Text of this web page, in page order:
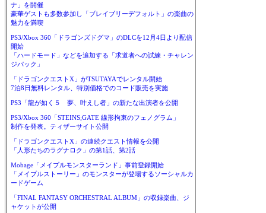
ナ」を開催
豪華ゲストも多数参加し「ブレイブリーデフォルト」の楽曲の
魅力を満喫
PS3/Xbox 360「ドラゴンズドグマ」のDLCを12月4日より配信
開始
「ハードモード」などを追加する「求道者への試練・チャレン
ジパック」
「ドラゴンクエストX」がTSUTAYAでレンタル開始
7泊8日無料レンタル、特別価格でのコード販売を実施
PS3「龍が如く５ 夢、叶えし者」の新たな出演者を公開
PS3/Xbox 360「STEINS;GATE 線形拘束のフェノグラム」
制作を発表。ティザーサイト公開
「ドラゴンクエストX」の連続クエスト情報を公開
「人形たちのラグナロク」の第1話、第2話
Mobage「メイプルモンスターランド」事前登録開始
「メイプルストーリー」のモンスターが登場するソーシャルカ
ードゲーム
「FINAL FANTASY ORCHESTRAL ALBUM」の収録楽曲、ジ
ャケットが公開